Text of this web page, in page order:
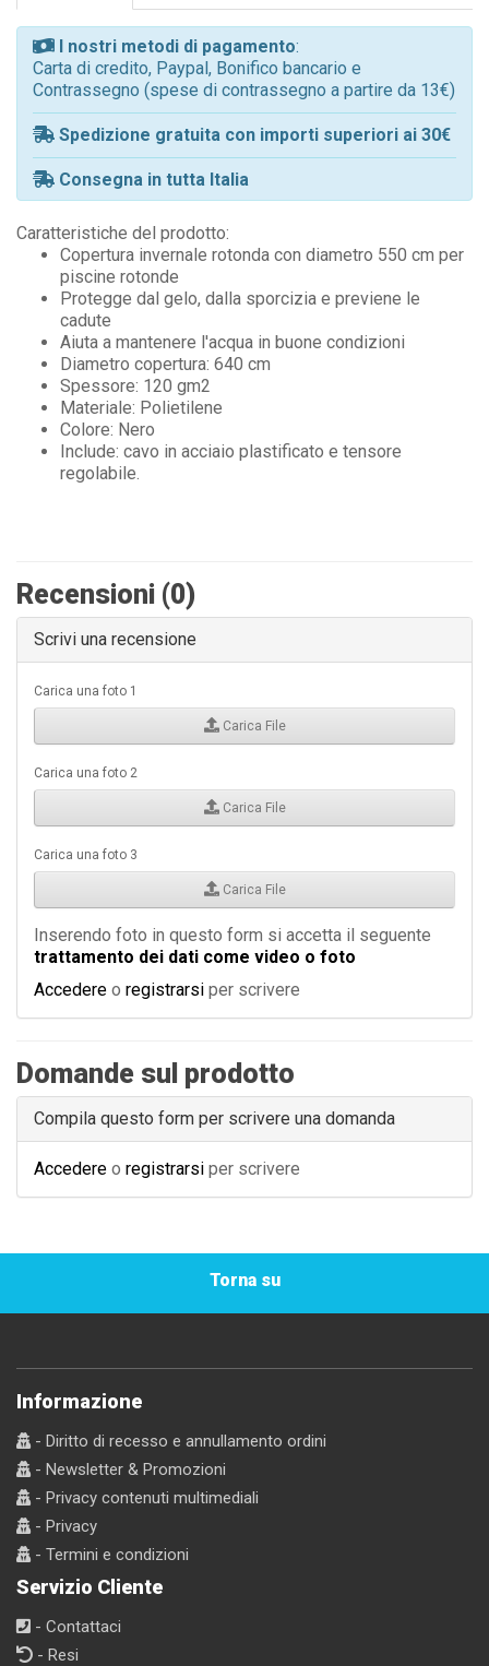
I nostri metodi di pagamento:
Carta di credito, Paypal, Bonifico bancario e
Contrassegno (spese di contrassegno a partire da 13€)
Spedizione gratuita con importi superiori ai 30€
Consegna in tutta Italia
Caratteristiche del prodotto:
Copertura invernale rotonda con diametro 550 cm per
piscine rotonde
Protegge dal gelo, dalla sporcizia e previene le
cadute
Aiuta a mantenere l'acqua in buone condizioni
Diametro copertura: 640 cm
Spessore: 120 gm2
Materiale: Polietilene
Colore: Nero
Include: cavo in acciaio plastificato e tensore
regolabile.
Recensioni (0)
Scrivi una recensione
Carica una foto 1
Carica File
Carica una foto 2
Carica File
Carica una foto 3
Carica File
Inserendo foto in questo form si accetta il seguente
trattamento dei dati come video o foto
Accedere o registrarsi per scrivere
Domande sul prodotto
Compila questo form per scrivere una domanda
Accedere o registrarsi per scrivere
Torna su
Informazione
- Diritto di recesso e annullamento ordini
- Newsletter & Promozioni
- Privacy contenuti multimediali
- Privacy
- Termini e condizioni
Servizio Cliente
- Contattaci
- Resi